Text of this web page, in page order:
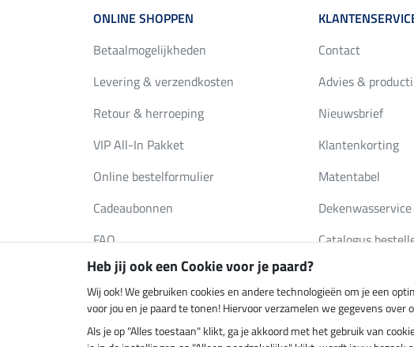
ONLINE SHOPPEN
Betaalmogelijkheden
Levering & verzendkosten
Retour & herroeping
VIP All-In Pakket
Online bestelformulier
Cadeaubonnen
FAQ
Contact
Advies &
Nieuwsbrief
Klantenkorting
Matentabel
Dekenwasservice
Catalogus
Klimaatneutrale shop Verzending per
Heb jij ook een Cookie voor je paard?
Wij ook! We gebruiken cookies en andere technologieën om je een
voor jou en je paard te tonen! Hiervoor verzamelen we gegevens
Als je op "Alles toestaan" klikt, ga je akkoord met het gebruik van